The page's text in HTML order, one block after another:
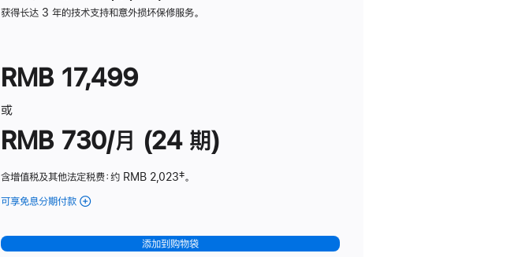
获得长达 3 年的技术支持和意外损坏保修服务。
RMB 17,499
或
RMB 730/月 (24 期)
含增值税及其他法定税费：约 RMB 2,023脚
‡。
可享免息分期付款 (Studio
-
纳
添加到购物袋